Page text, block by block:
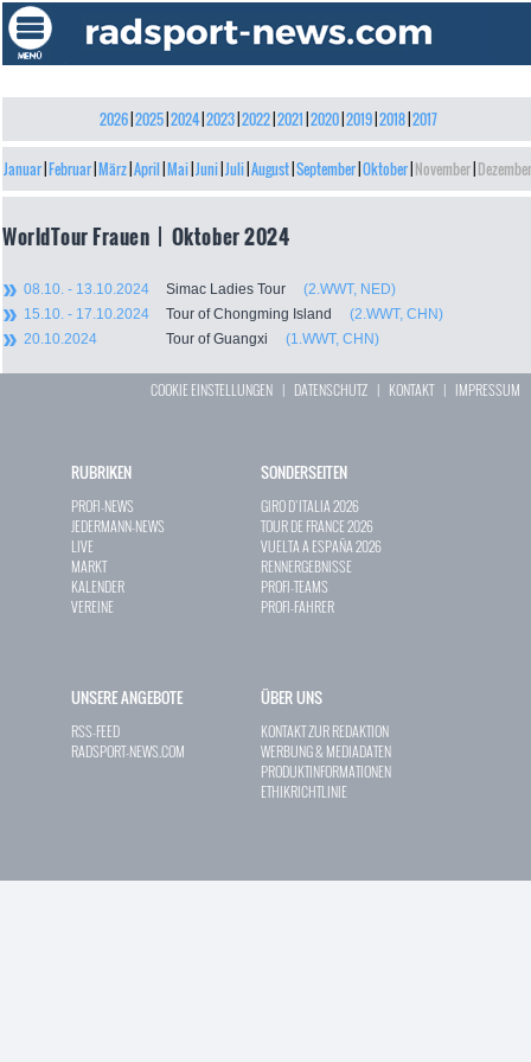
2026| 2025| 2024| 2023| 2022| 2021 2020| 2019| 2018| 2017
Januar Februar März April Mai Juni Juli August September Oktober November Dezember
WorldTour Frauen | Oktober 2024
08.10. - 13.10.2024 Simac Ladies Tour (2.WWT, NED)
15.10. - 17.10.2024
Tour of Chongming Island (2.WWT, CHN)
20.10.2024
Tour of Guangxi (1.WWT, CHN)
COOKIE EINSTELLUNGEN | DATENSCHUTZ | KONTAKT| IMPRESSUM
RUBRIKEN
PROFI-NEWS
JEDERMANN-NEWS
LIVE
MARKT
KALENDER
VEREINE
SONDERSEITEN
GIRO D`ITALIA 2026
TOUR DE FRANCE 2026
VUELTA A ESPAÑA 2026
RENNERGEBNISSE
PROFI-TEAMS
PROFI-FAHRER
UNSERE ANGEBOTE
RSS-FEED
RADSPORT-NEWS.COM
ÜBER UNS
KONTAKT ZUR REDAKTION
WERBUNG & MEDIADATEN
PRODUKTINFORMATIONEN
ETHIKRICHTLINIE